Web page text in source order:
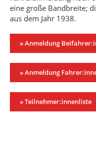
eine große Bandbreite;
aus dem Jahr 1938.
» Anmeldung
» Anmeldung
» Teilnehmer:innenliste